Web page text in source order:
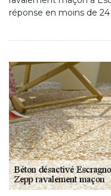
réponse en moins de